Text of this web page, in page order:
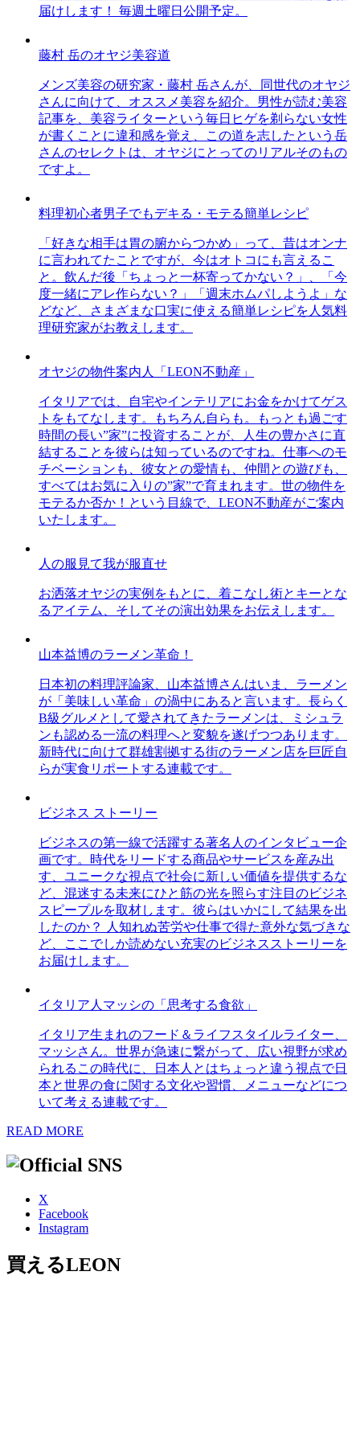
届けします！ 毎週土曜日公開予定。
藤村 岳のオヤジ美容道
メンズ美容の研究家・藤村 岳さんが、同世代のオヤジ
さんに向けて、オススメ美容を紹介。男性が読む美容
記事を、美容ライターという毎日ヒゲを剃らない女性
が書くことに違和感を覚え、この道を志したという岳
さんのセレクトは、オヤジにとってのリアルそのもの
ですよ。
料理初心者男子でもデキる・モテる簡単レシピ
「好きな相手は胃の腑からつかめ」って、昔はオンナ
に言われてたことですが、今はオトコにも言えるこ
と。飲んだ後「ちょっと一杯寄ってかない？」、「今
度一緒にアレ作らない？」「週末ホムパしようよ」な
どなど、さまざまな口実に使える簡単レシピを人気料
理研究家がお教えします。
オヤジの物件案内人「LEON不動産」
イタリアでは、自宅やインテリアにお金をかけてゲス
トをもてなします。もちろん自らも。もっとも過ごす
時間の長い”家”に投資することが、人生の豊かさに直
結することを彼らは知っているのですね。仕事へのモ
チベーションも、彼女との愛情も、仲間との遊びも、
すべてはお気に入りの”家”で育まれます。世の物件を
モテるか否か！という目線で、LEON不動産がご案内
いたします。
人の服見て我が服直せ
お洒落オヤジの実例をもとに、着こなし術とキーとな
るアイテム、そしてその演出効果をお伝えします。
山本益博のラーメン革命！
日本初の料理評論家、山本益博さんはいま、ラーメン
が「美味しい革命」の渦中にあると言います。長らく
B級グルメとして愛されてきたラーメンは、ミシュラ
ンも認める一流の料理へと変貌を遂げつつあります。
新時代に向けて群雄割拠する街のラーメン店を巨匠自
らが実食リポートする連載です。
ビジネス ストーリー
ビジネスの第一線で活躍する著名人のインタビュー企
画です。時代をリードする商品やサービスを産み出
す、ユニークな視点で社会に新しい価値を提供するな
ど、混迷する未来にひと筋の光を照らす注目のビジネ
スピープルを取材します。彼らはいかにして結果を出
したのか？ 人知れぬ苦労や仕事で得た意外な気づきな
ど、ここでしか読めない充実のビジネスストーリーを
お届けします。
イタリア人マッシの「思考する食欲」
イタリア生まれのフード＆ライフスタイルライター、
マッシさん。世界が急速に繋がって、広い視野が求め
られるこの時代に、日本人とはちょっと違う視点で日
本と世界の食に関する文化や習慣、メニューなどにつ
いて考える連載です。
READ MORE
X
Facebook
Instagram
買えるLEON